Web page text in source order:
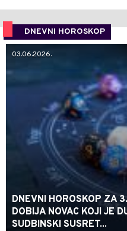
DNEVNI HOROSKOP
03.06.2026.
DNEVNI HOROSKOP ZA
DOBIJA NOVAC KOJI JE
SUDBINSKI SUSRET...